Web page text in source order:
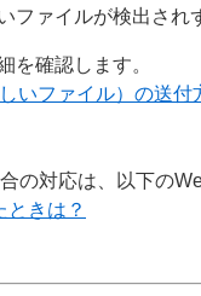
ファイルが検出され
を確認します。
いファイル）の送付
の対応は、以下の
ときは？